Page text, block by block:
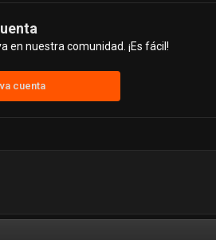
en nuestra comunidad. ¡Es fácil!
cuenta